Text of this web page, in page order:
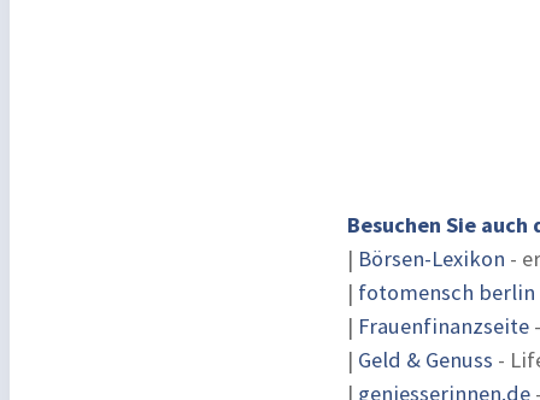
Besuchen Sie
| Börsen-Lexikon -
| fotomensch berlin
| Frauenfinanzseite
| Geld & Genuss -
| geniesserinnen.de